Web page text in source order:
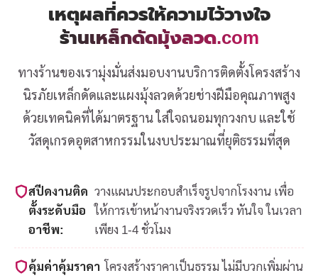
เหตุผลที่ควรให้ความไว้วางใจ
ร้านเหล็กดัดมุ้งลวด.com
ทางร้านของเรามุ่งมั่นส่งมอบงานบริการติดตั้งโครงสร้าง
นิรภัยเหล็กดัดและแผงมุ้งลวดด้วยช่างฝีมือคุณภาพสูง
ด้วยเทคนิคที่ได้มาตรฐาน ใส่ใจถนอมทุกวงกบ และใช้
วัสดุเกรดอุตสาหกรรมในงบประมาณที่ยุติธรรมที่สุด
สปีดงานติด
ตั้งระดับมือ
อาชีพ:
วางแผนประกอบสำเร็จรูปจากโรงงาน เพื่อ
ให้การเข้าหน้างานจริงรวดเร็ว ทันใจ ในเวลา
เพียง 1-4 ชั่วโมง
คุ้มค่าคุ้มราคา โครงสร้างราคาเป็นธรรม ไม่มีบวกเพิ่มผ่าน